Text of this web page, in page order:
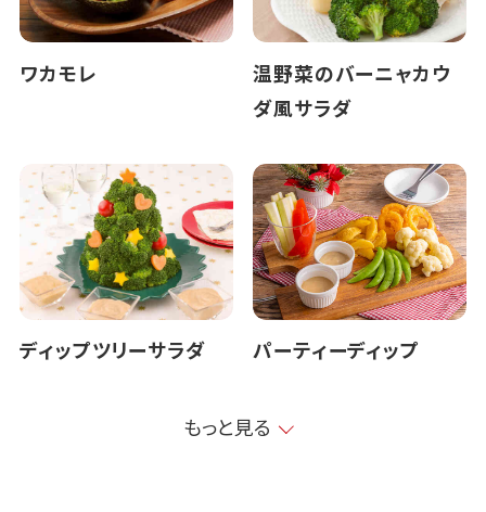
ワカモレ
温野菜のバーニャカウ
ダ風サラダ
ディップツリーサラダ パーティーディップ
もっと見る